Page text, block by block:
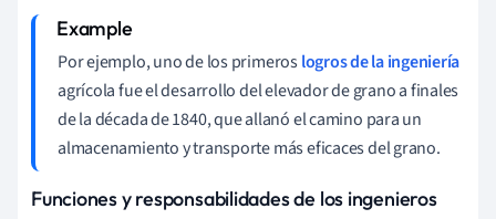
Por ejemplo, uno de los primeroslogros de la ingeniería
agrícola fue el desarrollo del elevador de grano a finales
de la década de 1840, que allanó el camino para un
almacenamiento y transporte más eficaces del grano.
Funciones y responsabilidades de los ingenieros